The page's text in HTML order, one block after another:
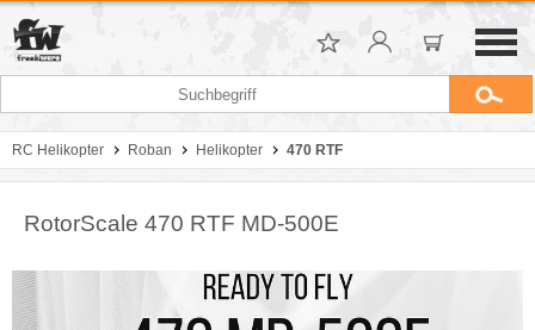
RC Helikopter Roban Helikopter 470 RTF
RotorScale 470 RTF MD-500E